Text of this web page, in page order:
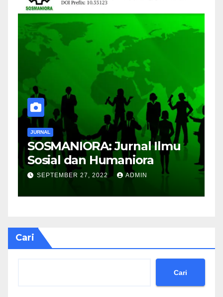
JURNAL
SOSMANIORA: Jurnal Ilmu
Sosial dan Humaniora
SEPTEMBER 27, 2022 ADMIN
Cari
Cari